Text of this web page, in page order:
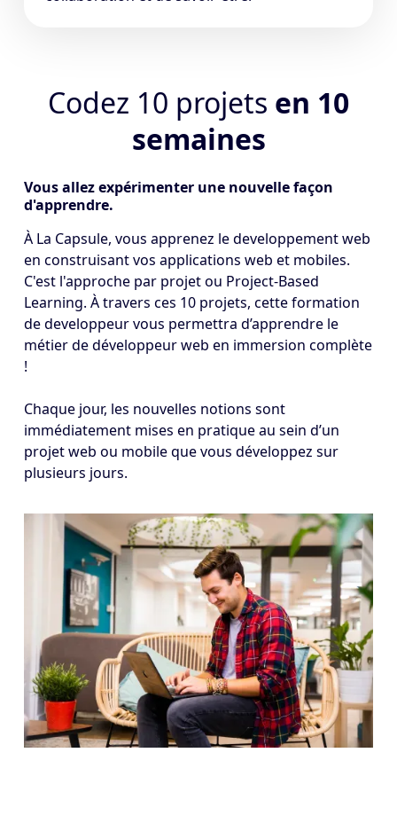
Codez 10 projets en 10
semaines
Vous allez expérimenter une nouvelle façon
d'apprendre.
À La Capsule, vous apprenez le developpement web
en construisant vos applications web et mobiles.
C'est l'approche par projet ou Project-Based
Learning. À travers ces 10 projets, cette formation
de developpeur vous permettra d’apprendre le
métier de développeur web en immersion complète
!
Chaque jour, les nouvelles notions sont
immédiatement mises en pratique au sein d’un
projet web ou mobile que vous développez sur
plusieurs jours.